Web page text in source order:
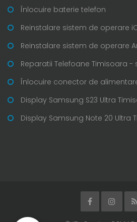
Înlocuire baterie telefon
Reinstalare sistem de operare
Reinstalare sistem de operare
Reparatii Telefoane Timisoara -
Înlocuire conector de
Display Samsung S23 Ultra
Display Samsung Note 20 Ultra